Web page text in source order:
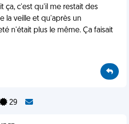
ça, c'est qu'il me restait des
la veille et qu'après un
n'était plus le même. Ça faisait
29